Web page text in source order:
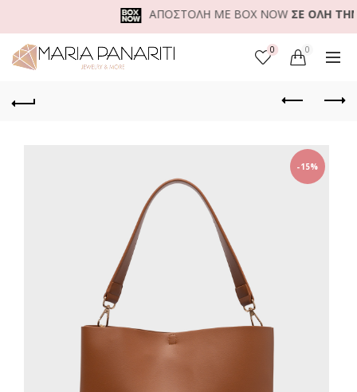
ΑΠΟΣΤΟΛΗ ΜΕ BOX NOWΣΕ ΟΛΗ ΤΗΝ
0 0
-15%